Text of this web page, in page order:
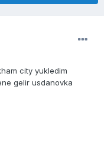
city yukledim
gelir usdanovka